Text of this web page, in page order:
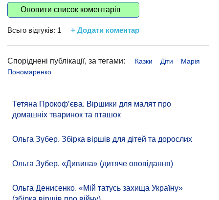
Оновити список коментарів
Всьго відгуків: 1 + Додати коментар
Споріднені публікації, за тегами: Казки Діти
Марія
Пономаренко
Тетяна Прокоф’єва. Віршики для малят про
домашніх тваринок та пташок
Ольга Зубер. Збірка віршів для дітей та дорослих
Ольга Зубер. «Дивина» (дитяче оповідання)
Ольга Денисенко. «Мій татусь захища Україну»